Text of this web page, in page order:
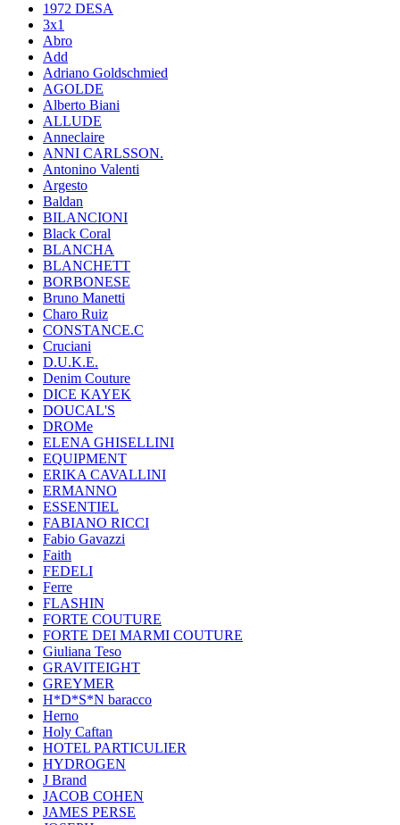
1972 DESA
3x1
Abro
Add
Adriano Goldschmied
AGOLDE
Alberto Biani
ALLUDE
Anneclaire
ANNI CARLSSON.
Antonino Valenti
Argesto
Baldan
BILANCIONI
Black Coral
BLANCHA
BLANCHETT
BORBONESE
Bruno Manetti
Charo Ruiz
CONSTANCE.C
Cruciani
D.U.K.E.
Denim Couture
DICE KAYEK
DOUCAL'S
DROMe
ELENA GHISELLINI
EQUIPMENT
ERIKA CAVALLINI
ERMANNO
ESSENTIEL
FABIANO RICCI
Fabio Gavazzi
Faith
FEDELI
Ferre
FLASHIN
FORTE COUTURE
FORTE DEI MARMI COUTURE
Giuliana Teso
GRAVITEIGHT
GREYMER
H*D*S*N baracco
Herno
Holy Caftan
HOTEL PARTICULIER
HYDROGEN
J Brand
JACOB COHEN
JAMES PERSE